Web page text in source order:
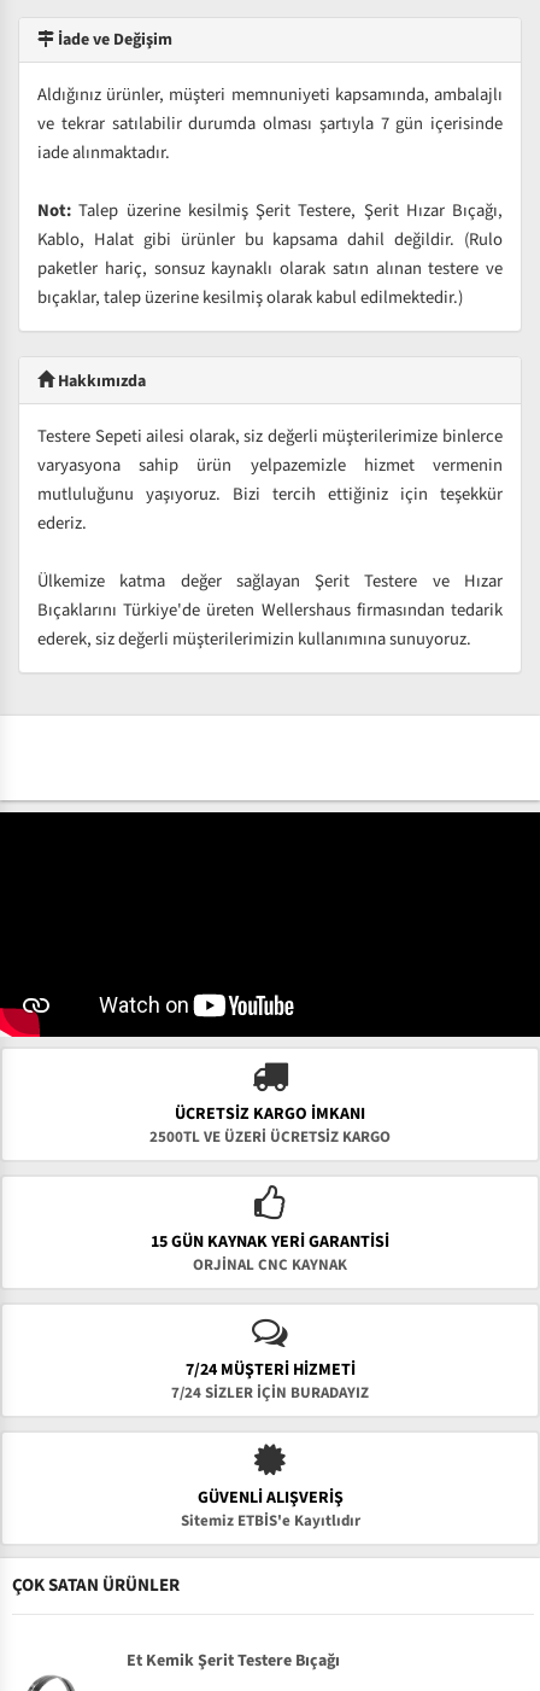
İade ve Değişim
Aldığınız ürünler, müşteri memnuniyeti kapsamında, ambalajlı
ve tekrar satılabilir durumda olması şartıyla 7 gün içerisinde
iade alınmaktadır.
Not: Talep üzerine kesilmiş Şerit Testere, Şerit Hızar Bıçağı,
Kablo, Halat gibi ürünler bu kapsama dahil değildir. (Rulo
paketler hariç, sonsuz kaynaklı olarak satın alınan testere ve
bıçaklar, talep üzerine kesilmiş olarak kabul edilmektedir.)
Hakkımızda
Testere Sepeti ailesi olarak, siz değerli müşterilerimize binlerce
varyasyona sahip ürün yelpazemizle hizmet vermenin
mutluluğunu yaşıyoruz. Bizi tercih ettiğiniz için teşekkür
ederiz.
Ülkemize katma değer sağlayan Şerit Testere ve Hızar
Bıçaklarını Türkiye'de üreten Wellershaus firmasından tedarik
ederek, siz değerli müşterilerimizin kullanımına sunuyoruz.
ÜCRETSIZ KARGO İMKANI
2500TL VE ÜZERİ ÜCRETSİZ KARGO
15 GÜN KAYNAK YERI GARANTISI
ORJİNAL CNC KAYNAK
7/24 MÜŞTERİ HİZMETİ
7/24 SİZLER İÇİN BURADAYIZ
GÜVENLI ALIŞVERIŞ
Sitemiz ETBİS'e Kayıtlıdır
ÇOK SATAN ÜRÜNLER
Et Kemik Şerit Testere Bıçağı